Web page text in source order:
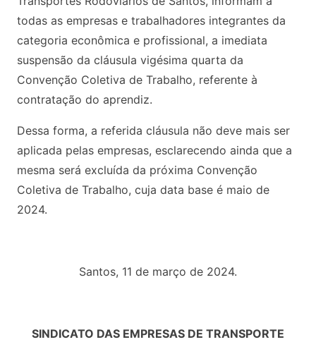
todas as empresas e trabalhadores integrantes da
categoria econômica e profissional, a imediata
suspensão da cláusula vigésima quarta da
Convenção Coletiva de Trabalho, referente à
contratação do aprendiz.
Dessa forma, a referida cláusula não deve mais ser
aplicada pelas empresas, esclarecendo ainda que a
mesma será excluída da próxima Convenção
Coletiva de Trabalho, cuja data base é maio de
2024.
Santos, 11 de março de 2024.
SINDICATO DAS EMPRESAS DE TRANSPORTE